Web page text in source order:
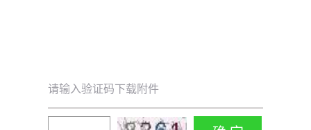
请输入验证码下载附件